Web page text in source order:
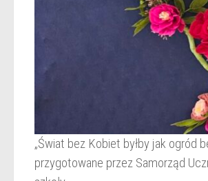
„Świat bez Kobiet byłby jak ogród
przygotowane przez Samorząd